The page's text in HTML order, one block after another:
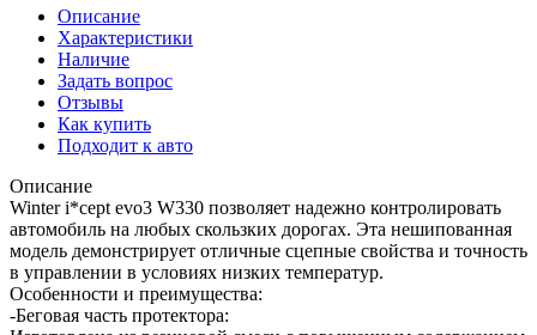
Описание
Характеристики
Наличие
Задать вопрос
Отзывы
Как купить
Подходит к авто
Описание
Winter i*cept evo3 W330 позволяет надежно контролировать
автомобиль на любых скользких дорогах. Эта нешипованная
модель демонстрирует отличные сцепные свойства и точность
в управлении в условиях низких температур.
Особенности и преимущества:
-Беговая часть протектора: